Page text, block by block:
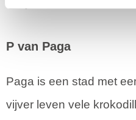
het jaar 1957.
P van Paga
Paga is een stad met
vijver leven vele